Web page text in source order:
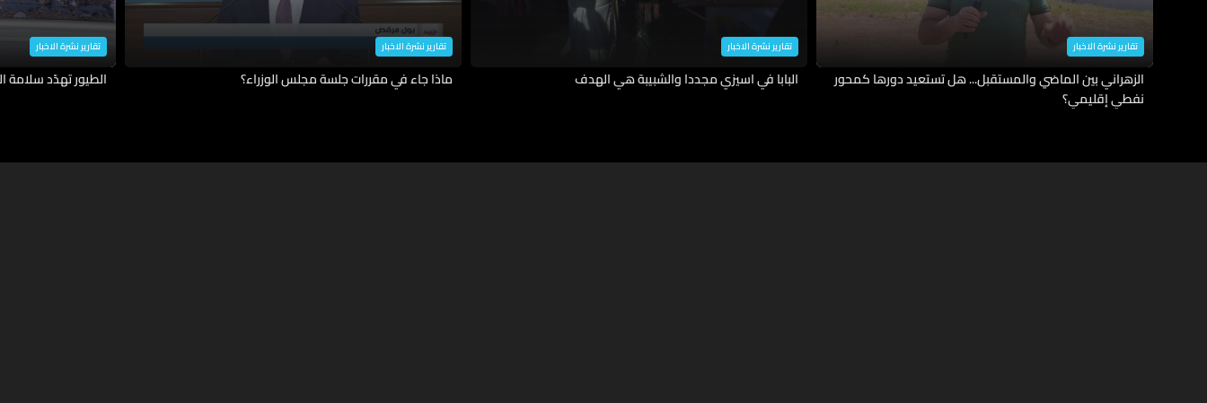
تقارير نشرة الاخبار
الزهراني بين الماضي والمستقبل... هل تستعيد دورها كمحور
نفطي إقليمي؟
تقارير نشرة الاخبار
البابا في اسيزي مجددا والشبيبة هي الهدف
تقارير نشرة الاخبار
ماذا جاء في مقررات جلسة مجلس الوزراء؟
تقارير نشرة الاخبار
الطيور تهدّد سلامة